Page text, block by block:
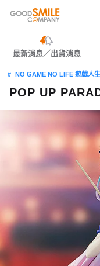
最新消息／出貨消息
NO GAME NO LIFE 遊戲人生
POP UP